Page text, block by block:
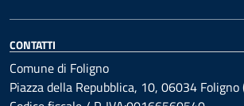
CONTATTI
Comune di Foligno
Piazza della Repubblica, 10, 06034 Foligno